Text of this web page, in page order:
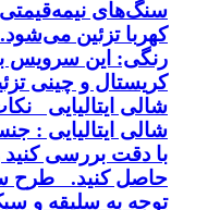
سنگ‌های نیمه‌قیمتی
کهربا تزئین
رنگی: این سرویس
کریستال و چینی
شالی ایتالیایی
شالی ایتالیایی
با دقت بررسی کنید
حاصل کنید. طرح
توجه به سلیقه و